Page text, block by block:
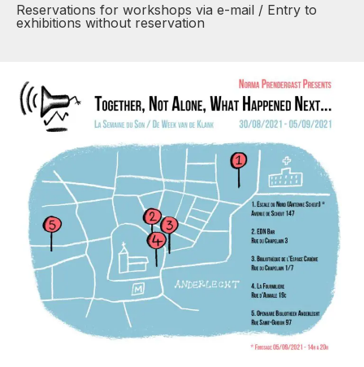
Reservations for workshops via e-mail / Entry to
exhibitions without reservation